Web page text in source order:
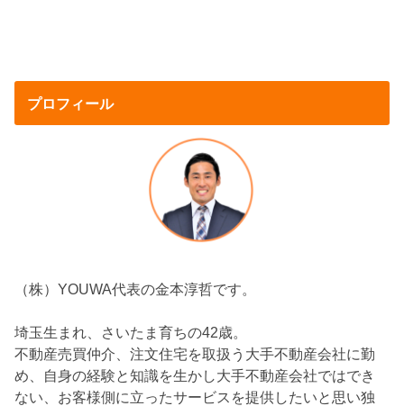
プロフィール
（株）YOUWA代表の金本淳哲です。
埼玉生まれ、さいたま育ちの42歳。
不動産売買仲介、注文住宅を取扱う大手不動産会社に勤
め、自身の経験と知識を生かし大手不動産会社ではでき
ない、お客様側に立ったサービスを提供したいと思い独